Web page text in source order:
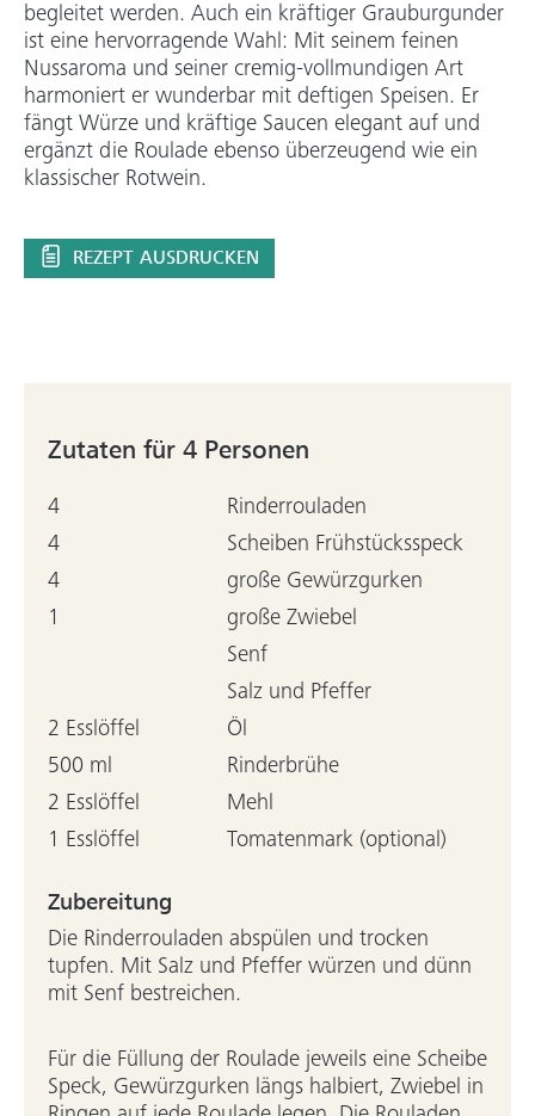
begleitet werden. Auch ein kräftiger Grauburgunder
ist eine hervorragende Wahl: Mit seinem feinen
Nussaroma und seiner cremig-vollmundigen Art
harmoniert er wunderbar mit deftigen Speisen. Er
fängt Würze und kräftige Saucen elegant auf und
ergänzt die Roulade ebenso überzeugend wie ein
klassischer Rotwein.
REZEPT AUSDRUCKEN
Zutaten für 4 Personen
4
Rinderrouladen
4
Scheiben Frühstücksspeck
4
große Gewürzgurken
1
große Zwiebel
Senf
Salz und Pfeffer
2 Esslöffel
Öl
500 ml
Rinderbrühe
2 Esslöffel
Mehl
1 Esslöffel
Tomatenmark (optional)
Zubereitung
Die Rinderrouladen abspülen und trocken
tupfen. Mit Salz und Pfeffer würzen und dünn
mit Senf bestreichen.
Für die Füllung der Roulade jeweils eine Scheibe
Speck, Gewürzgurken längs halbiert, Zwiebel in